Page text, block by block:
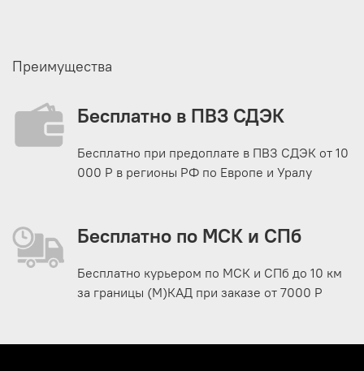
Преимущества
Бесплатно в ПВЗ СДЭК
Бесплатно при предоплате в ПВЗ СДЭК от 10
000 Р в регионы РФ по Европе и Уралу
Бесплатно по МСК и СПб
Бесплатно курьером по МСК и СПб до 10 км
за границы (М)КАД при заказе от 7000 Р